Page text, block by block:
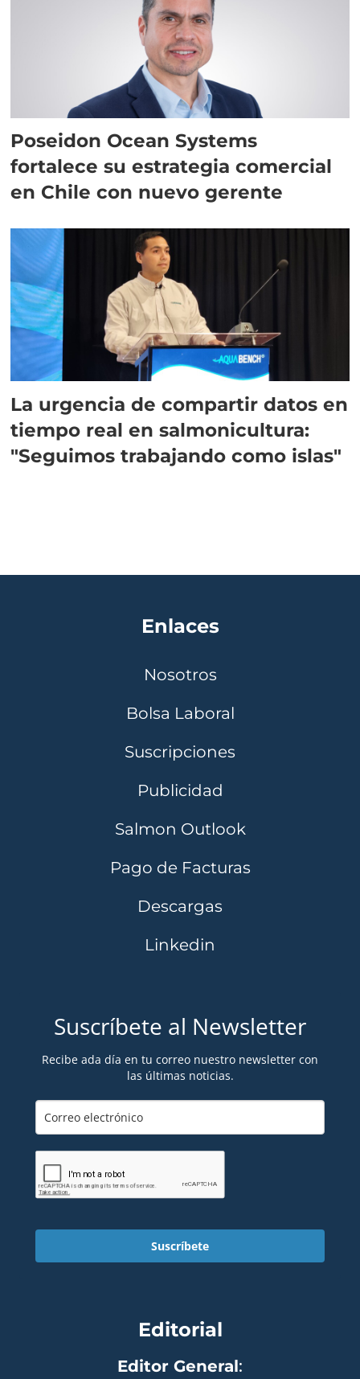
Poseidon Ocean Systems
fortalece su estrategia comercial
en Chile con nuevo gerente
La urgencia de compartir datos en
tiempo real en salmonicultura:
"Seguimos trabajando como islas"
Enlaces
Nosotros
Bolsa Laboral
Suscripciones
Publicidad
Salmon Outlook
Pago de Facturas
Descargas
Linkedin
Suscríbete al Newsletter
Recibe ada día en tu correo nuestro newsletter con
las últimas noticias.
Suscríbete
Editorial
Editor General: